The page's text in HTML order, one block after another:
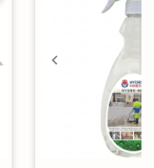
carrelage